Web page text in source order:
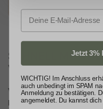
SCHNELL
VIELSEITIG
Valorakommt inklusive
Edelstahlschrauben
E-Mail
Jetzt 3%
WICHTIG! Im Anschluss
auch unbedingt im SPAM
Anmeldung zu bestätigen.
angemeldet. Du kannst